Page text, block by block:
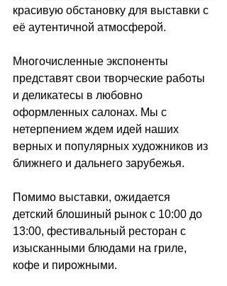
красивую обстановку для выставки с
её аутентичной атмосферой.
Многочисленные экспоненты
представят свои творческие работы
и деликатесы в любовно
оформленных салонах. Мы с
нетерпением ждем идей наших
верных и популярных художников из
ближнего и дальнего зарубежья.
Помимо выставки, ожидается
детский блошиный рынок с 10:00 до
13:00, фестивальный ресторан с
изысканными блюдами на гриле,
кофе и пирожными.